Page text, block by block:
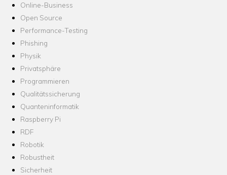
Online-Business
Open Source
Performance-Testing
Phishing
Physik
Privatsphäre
Programmieren
Qualitätssicherung
Quanteninformatik
Raspberry Pi
RDF
Robotik
Robustheit
Sicherheit